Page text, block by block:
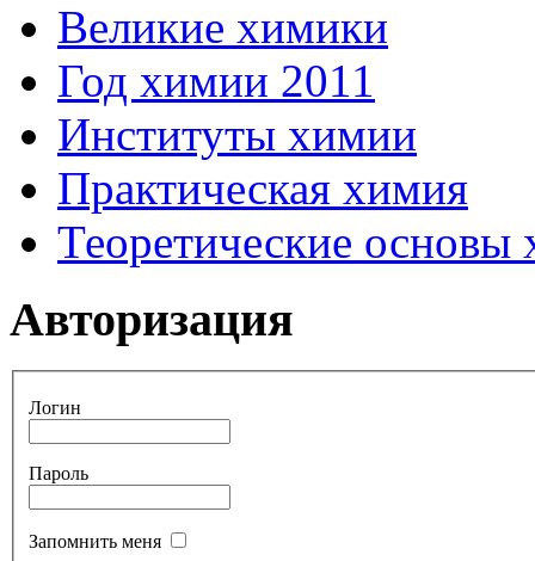
Великие химики
Год химии 2011
Институты химии
Практическая химия
Теоретические основы
Авторизация
Логин
Пароль
Запомнить меня